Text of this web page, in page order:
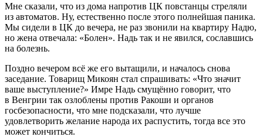
Мне сказали, что из дома напротив ЦК повстанцы стреляли
из автоматов. Ну, естественно после этого полнейшая паника.
Мы сидели в ЦК до вечера, не раз звонили на квартиру Надю,
но жена отвечала: «Болен». Надь так и не явился, сославшись
на болезнь.
Поздно вечером всё же его вытащили, и началось снова
заседание. Товарищ Микоян стал спрашивать: «Что значит
ваше выступление?» Имре Надь смущённо говорит, что
в Венгрии так озлоблены против Ракоши и органов
госбезопасности, что мне подсказали, что лучше
удовлетворить желание народа их распустить, тогда все это
может кончиться.